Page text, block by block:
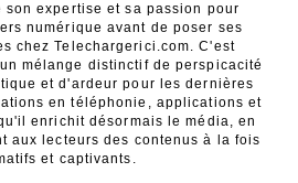
son expertise et sa passion pour
numérique avant de poser ses
chez Telechargerici.com. C'est
mélange distinctif de perspicacité
et d'ardeur pour les dernières
en téléphonie, applications et
enrichit désormais le média, en
aux lecteurs des contenus à la fois
et captivants.